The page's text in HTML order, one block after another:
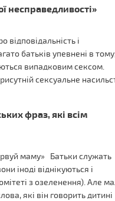
несправедливості»
і
батьків упевнені в
випадковим сексом.
сексуальне
фраз, які всім
маму» Батьки служать
іноді віднікуються і
з озеленення). Але
які він говорить дитині